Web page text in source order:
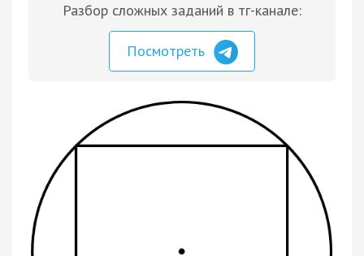
Разбор сложных заданий в тг-канале:
Посмотреть